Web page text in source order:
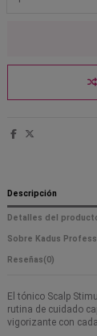
Descripción
Detalles del
Sobre Kadus
Reseñas(0)
El tónico Scalp
rutina de cuidado
vigorizante con